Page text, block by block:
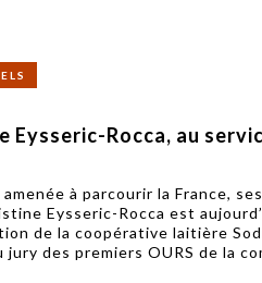
Eysseric-Rocca, au
amenée à parcourir la France,
Eysseric-Rocca est
de la coopérative laitière
des premiers OURS de la